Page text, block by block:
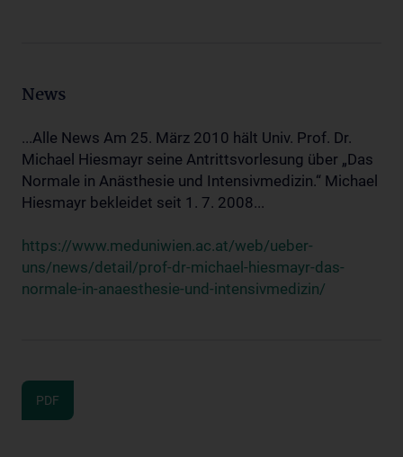
News
...Alle News Am 25. März 2010 hält Univ. Prof. Dr.
Michael Hiesmayr seine Antrittsvorlesung über „Das
Normale in Anästhesie und Intensivmedizin.“ Michael
Hiesmayr bekleidet seit 1. 7. 2008...
https://www.meduniwien.ac.at/web/ueber-
uns/news/detail/prof-dr-michael-hiesmayr-das-
normale-in-anaesthesie-und-intensivmedizin/
PDF